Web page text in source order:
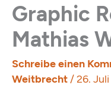
Graphic
Mathias
Schreibe einen
Weitbrecht/26.